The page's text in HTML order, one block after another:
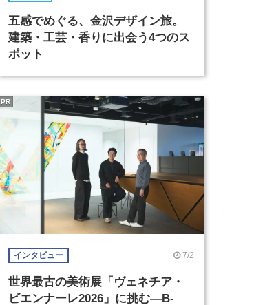
五感でめぐる、金沢デザイン旅。
建築・工芸・香りに出会う4つのス
ポット
インタビュー 7/2
世界最古の美術展「ヴェネチア・
ビエンナーレ2026」に挑む―B-
PR